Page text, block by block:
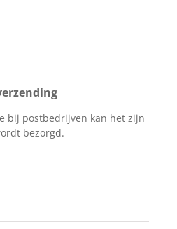
bij postbedrijven kan het zijn
bezorgd.